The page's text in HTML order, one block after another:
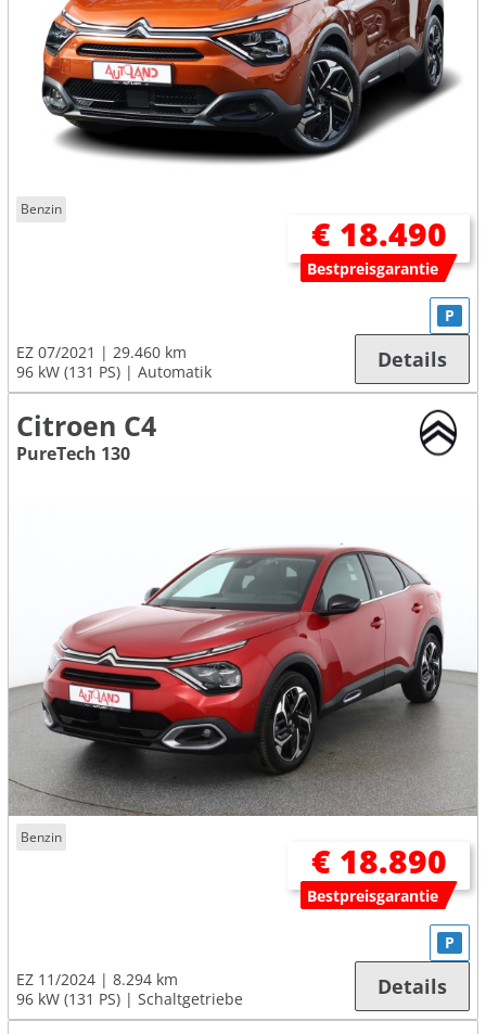
Benzin
€ 18.490
Bestpreisgarantie
EZ 07/2021
29.460 km
96 kW (131 PS)
Automatik
P
Details
Citroen C4
PureTech 130
Benzin
€ 18.890
Bestpreisgarantie
EZ 11/2024
8.294 km
96 kW (131 PS)
Schaltgetriebe
P
Details